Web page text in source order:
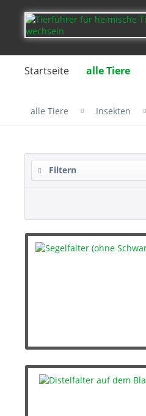
Startseite alle Tiere
alle Tiere Insekten
Filtern